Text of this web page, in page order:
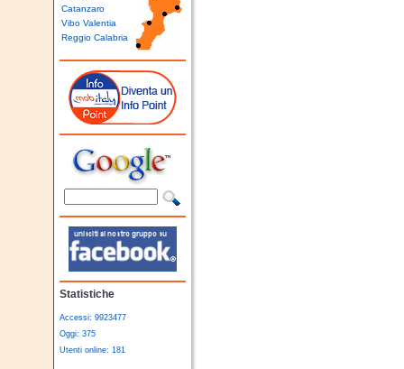
Catanzaro
Vibo Valentia
Reggio Calabria
Statistiche
Accessi: 9923477
Oggi: 375
Utenti online: 181